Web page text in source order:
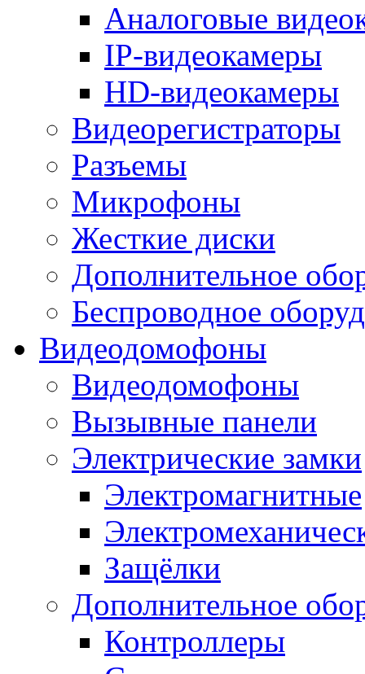
Аналоговые
IP-видеокамеры
HD-видеокамеры
Видеорегистраторы
Разъемы
Микрофоны
Жесткие диски
Дополнительное
Беспроводное
Видеодомофоны
Видеодомофоны
Вызывные панели
Электрические замки
Электромагнитные
Защёлки
Дополнительное
Контроллеры